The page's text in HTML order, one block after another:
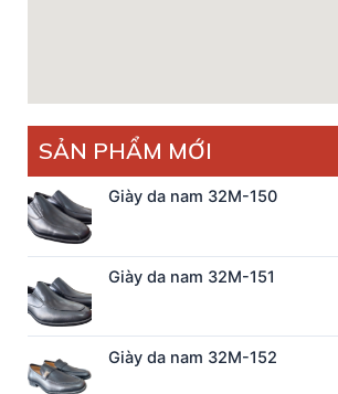
SẢN PHẨM MỚI
Giày da nam 32M-150
Giày da nam 32M-151
Giày da nam 32M-152